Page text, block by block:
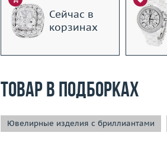
Сейчас в
корзинах
Товар в подборках
Ювелирные изделия с бриллиантами